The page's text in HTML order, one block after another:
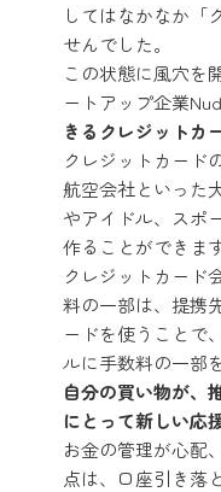
してはなかなか「
せんでした。
この状態に風穴を
ートアップ企業
きるクレジットカ
クレジットカード
航空会社といった
やアイドル、スポ
作ることができます
クレジットカード
料の一部は、提携
ードを使うことで
ルに手数料の一部
自分の買い物が、
にとって新しい応
お金の管理が心配
点は、口座引き落